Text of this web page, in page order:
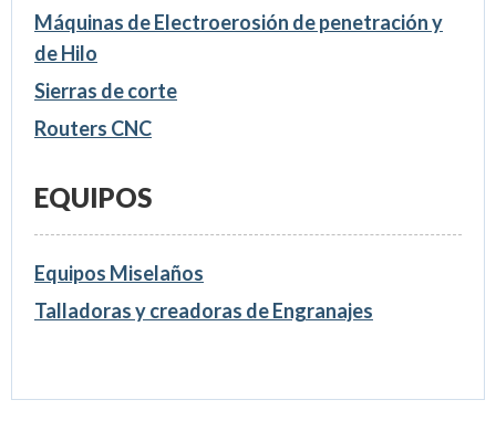
Máquinas de Electroerosión de penetración y
de Hilo
Sierras de corte
Routers CNC
EQUIPOS
Equipos Miselaños
Talladoras y creadoras de Engranajes